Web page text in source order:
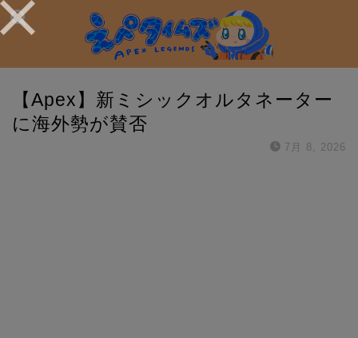
【Apex】新ミシックオルタネーター
に海外勢が賛否
7月 8, 2026